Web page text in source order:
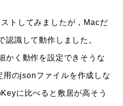
トしてみましたが，Macだ
識して動作しました。
かく動作を設定できそうな
用のjsonファイルを作成しな
に比べると敷居が高そう